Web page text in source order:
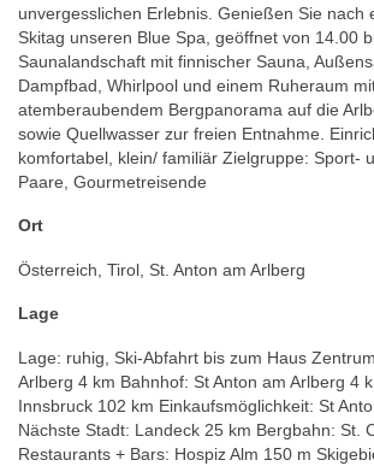
unvergesslichen Erlebnis. Genießen Sie nach
Skitag unseren Blue Spa, geöffnet von 14.00
Saunalandschaft mit finnischer Sauna,
Dampfbad, Whirlpool und einem Ruheraum
atemberaubendem Bergpanorama auf die
sowie Quellwasser zur freien Entnahme.
komfortabel, klein/ familiär Zielgruppe: Sport-
Paare, Gourmetreisende
Ort
Österreich, Tirol, St. Anton am Arlberg
Lage
Lage: ruhig, Ski-Abfahrt bis zum Haus
Arlberg 4 km Bahnhof: St Anton am Arlberg 4
Innsbruck 102 km Einkaufsmöglichkeit: St
Nächste Stadt: Landeck 25 km Bergbahn: St.
Restaurants + Bars: Hospiz Alm 150 m